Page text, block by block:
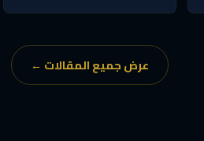
عرض جميع المقالات ←